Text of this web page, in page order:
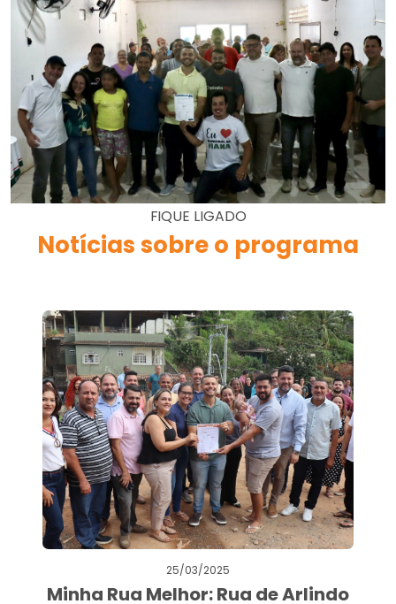
FIQUE LIGADO
Notícias sobre o programa
25/03/2025
Minha Rua Melhor: Rua de Arlindo